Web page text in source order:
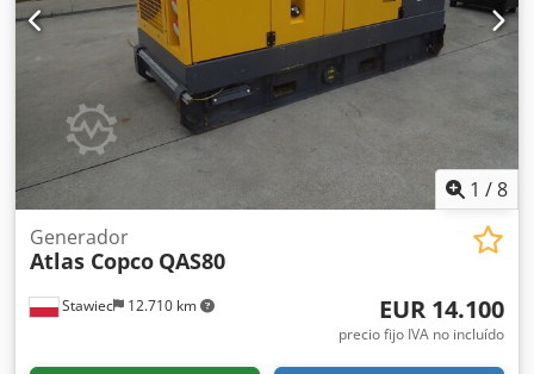
1 /8
Stawiec 12.710 km
Generador
Atlas Copco QAS80
EUR 14.100
precio fijo IVA no incluído